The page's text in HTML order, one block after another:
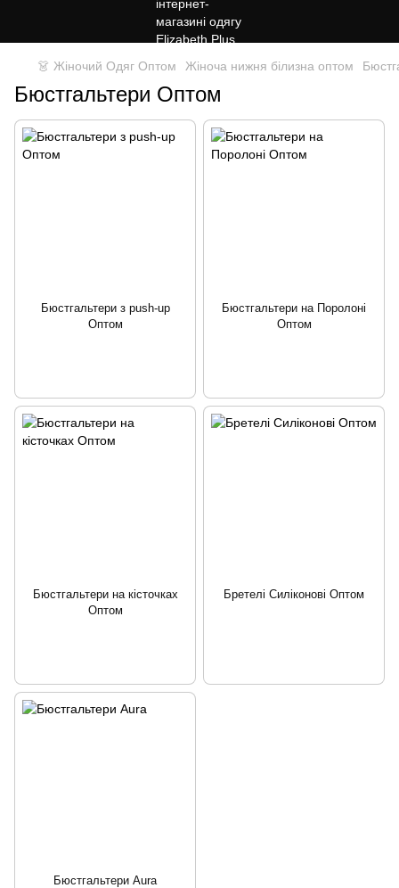
👗 Жіночий Одяг Оптом Жіноча нижня білизна оптом
Бюстгальтери Оптом
Бюстгальтери з push-up
Оптом
Бюстгальтери на Поролоні
Оптом
Бюстгальтери на кісточках
Оптом
Бретелі Силіконові Оптом
Бюстгальтери Aura